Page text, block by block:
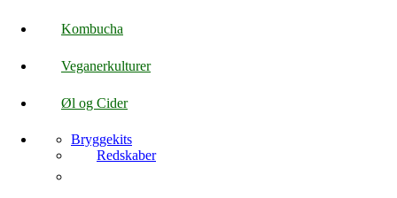
Kombucha
Veganerkulturer
Øl og Cider
Bryggekits
Redskaber